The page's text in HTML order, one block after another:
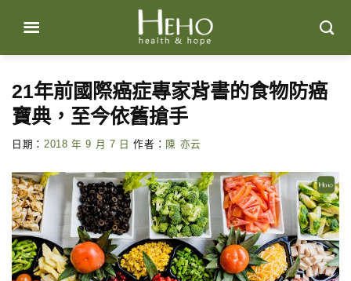
content
21年前國際癌症專家背書的食物防癌
寶典，至今依舊搶手
日期： 2018 年 9 月 7 日 作者： 陳 亦云